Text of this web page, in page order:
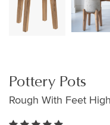
Pottery Pots
Rough With Feet